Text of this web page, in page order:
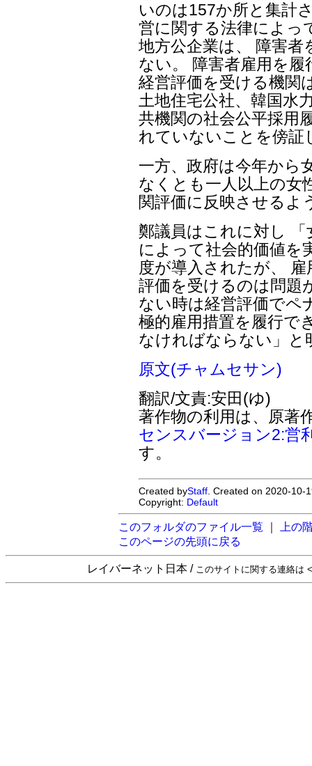
いのは157か所と集計
営に関する法律によっ
地方公企業は、 障害
ない。 障害者雇用を
経営評価を受ける機関
土地住宅公社、韓国水
共機関の社会公平採用
れていないことを傍証
一方、政府は今年から
なくとも一人以上の女
関評価に反映させるよ
鄭議員はこれに対し
によって社会的価値を
度が導入されたが、
評価を受けるのは問題
ない時は経営評価でペ
極的雇用措置を履行で
なければならない」と
原文(チャムセサン)
翻訳/文責:安田(ゆ)
著作物の利用は、原著
センスバージョン2:営
す。
Created byStaff . Created on 2020-
Copyright: Default
このフォルダのファイル一覧
上の
このページの先頭に戻る
レイバーネット日本 / このサイトに関する連絡は